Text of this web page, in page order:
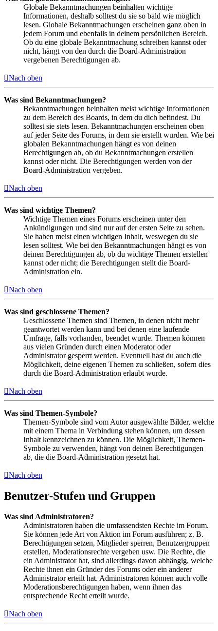
Globale Bekanntmachungen beinhalten wichtige
Informationen, deshalb solltest du sie so bald wie möglich
lesen. Globale Bekanntmachungen erscheinen ganz oben in
jedem Forum und ebenfalls in deinem persönlichen Bereich.
Ob du eine globale Bekanntmachung schreiben kannst oder
nicht, hängt von den durch die Board-Administration
vergebenen Berechtigungen ab.
Nach oben
Was sind Bekanntmachungen?
Bekanntmachungen beinhalten meist wichtige Informationen
zu dem Bereich des Boards, in dem du dich befindest. Du
solltest sie stets lesen. Bekanntmachungen erscheinen oben
auf jeder Seite des Forums, in dem sie erstellt wurden. Wie bei
globalen Bekanntmachungen hängt es von deinen
Berechtigungen ab, ob du Bekanntmachungen erstellen
kannst oder nicht. Die Berechtigungen werden von der
Board-Administration vergeben.
Nach oben
Was sind wichtige Themen?
Wichtige Themen eines Forums erscheinen unter den
Ankündigungen und sind nur auf der ersten Seite zu sehen.
Sie haben meist einen wichtigen Inhalt, weswegen du sie
lesen solltest. Wie bei den Bekanntmachungen hängt es von
deinen Berechtigungen ab, ob du wichtige Themen erstellen
kannst oder nicht; die Berechtigungen stellt die Board-
Administration ein.
Nach oben
Was sind geschlossene Themen?
Geschlossene Themen sind Themen, in denen nicht mehr
geantwortet werden kann und bei denen eine laufende
Umfrage, falls vorhanden, beendet wurde. Themen können
aus vielen Gründen durch einen Moderator oder
Administrator gesperrt werden. Eventuell hast du auch die
Möglichkeit, deine eigenen Themen zu schließen, sofern dies
durch die Board-Administration erlaubt wurde.
Nach oben
Was sind Themen-Symbole?
Themen-Symbole sind vom Autor ausgewählte Bilder, welche
mit einem Thema in Verbindung stehen können, um dessen
Inhalt kennzeichnen zu können. Die Möglichkeit, Themen-
Symbole zu verwenden, hängt von deinen Berechtigungen
ab, die die Board-Administration gesetzt hat.
Nach oben
Benutzer-Stufen und Gruppen
Was sind Administratoren?
Administratoren haben die umfassendsten Rechte im Forum.
Sie können jede Art von Aktion im Forum ausführen; z. B.
Berechtigungen setzen, Mitglieder sperren, Benutzergruppen
erstellen, Moderationsrechte vergeben usw. Die Rechte, die
ein Administrator hat, sind allerdings davon abhängig, welche
Rechte ihnen ein Gründer des Forums oder ein anderer
Administrator erteilt hat. Administratoren können auch volle
Moderationsberechtigungen haben, wenn ihnen das
entsprechende Recht erteilt wurde.
Nach oben